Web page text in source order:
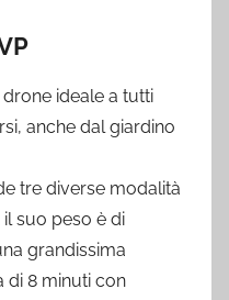
ideale a tutti
anche dal giardino
tre diverse modalità
suo peso è di
grandissima
di 8 minuti con